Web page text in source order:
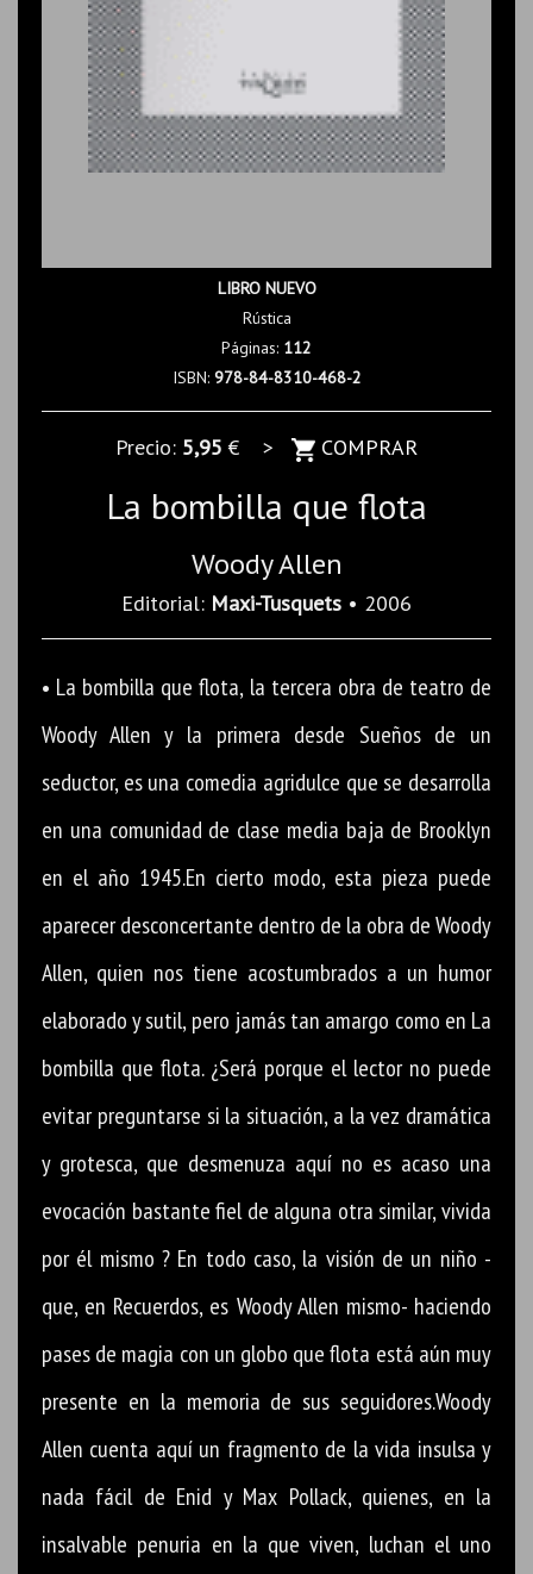
LIBRO NUEVO
Rústica
Páginas: 112
ISBN: 978-84-8310-468-2
Precio: 5,95 € > COMPRAR
La bombilla que flota
Woody Allen
Editorial: Maxi-Tusquets • 2006
• La bombilla que flota, la tercera obra de teatro de
Woody Allen y la primera desde Sueños de un
seductor, es una comedia agridulce que se desarrolla
en una comunidad de clase media baja de Brooklyn
en el año 1945.En cierto modo, esta pieza puede
aparecer desconcertante dentro de la obra de Woody
Allen, quien nos tiene acostumbrados a un humor
elaborado y sutil, pero jamás tan amargo como en La
bombilla que flota. ¿Será porque el lector no puede
evitar preguntarse si la situación, a la vez dramática
y grotesca, que desmenuza aquí no es acaso una
evocación bastante fiel de alguna otra similar, vivida
por él mismo ? En todo caso, la visión de un niño -
que, en Recuerdos, es Woody Allen mismo- haciendo
pases de magia con un globo que flota está aún muy
presente en la memoria de sus seguidores.Woody
Allen cuenta aquí un fragmento de la vida insulsa y
nada fácil de Enid y Max Pollack, quienes, en la
insalvable penuria en la que viven, luchan el uno